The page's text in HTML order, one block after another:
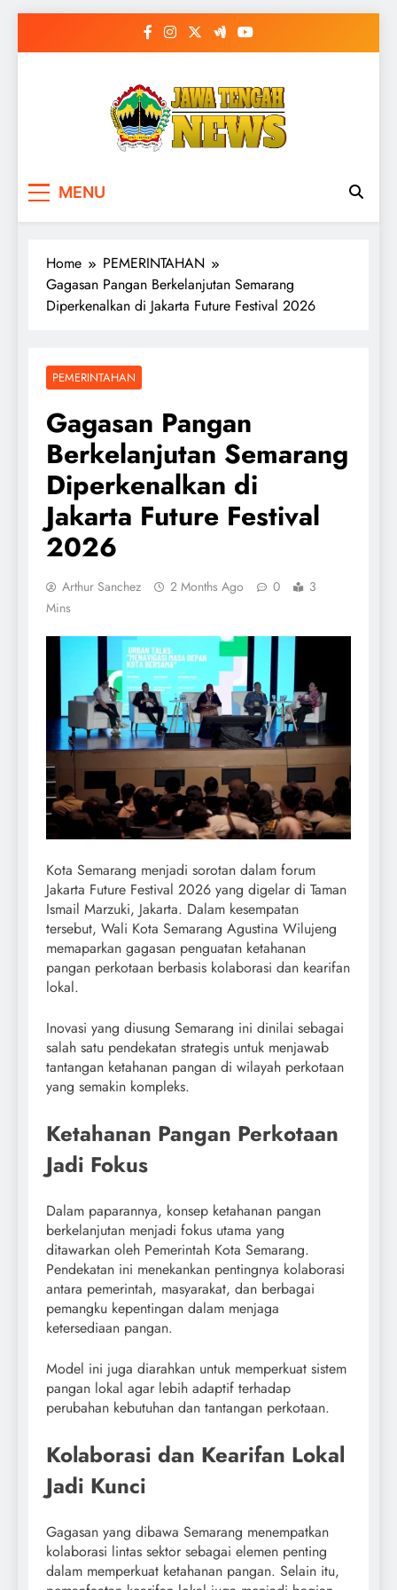
MENU
Home
PEMERINTAHAN
Gagasan Pangan Berkelanjutan Semarang
Diperkenalkan di Jakarta Future Festival 2026
PEMERINTAHAN
Gagasan Pangan
Berkelanjutan Semarang
Diperkenalkan di
Jakarta Future Festival
2026
Arthur Sanchez 2 Months Ago 0
3
Mins
Kota Semarang menjadi sorotan dalam forum
Jakarta Future Festival 2026 yang digelar di Taman
Ismail Marzuki, Jakarta. Dalam kesempatan
tersebut, Wali Kota Semarang Agustina Wilujeng
memaparkan gagasan penguatan ketahanan
pangan perkotaan berbasis kolaborasi dan kearifan
lokal.
Inovasi yang diusung Semarang ini dinilai sebagai
salah satu pendekatan strategis untuk menjawab
tantangan ketahanan pangan di wilayah perkotaan
yang semakin kompleks.
Ketahanan Pangan Perkotaan
Jadi Fokus
Dalam paparannya, konsep ketahanan pangan
berkelanjutan menjadi fokus utama yang
ditawarkan oleh Pemerintah Kota Semarang.
Pendekatan ini menekankan pentingnya kolaborasi
antara pemerintah, masyarakat, dan berbagai
pemangku kepentingan dalam menjaga
ketersediaan pangan.
Model ini juga diarahkan untuk memperkuat sistem
pangan lokal agar lebih adaptif terhadap
perubahan kebutuhan dan tantangan perkotaan.
Kolaborasi dan Kearifan Lokal
Jadi Kunci
Gagasan yang dibawa Semarang menempatkan
kolaborasi lintas sektor sebagai elemen penting
dalam memperkuat ketahanan pangan. Selain itu,